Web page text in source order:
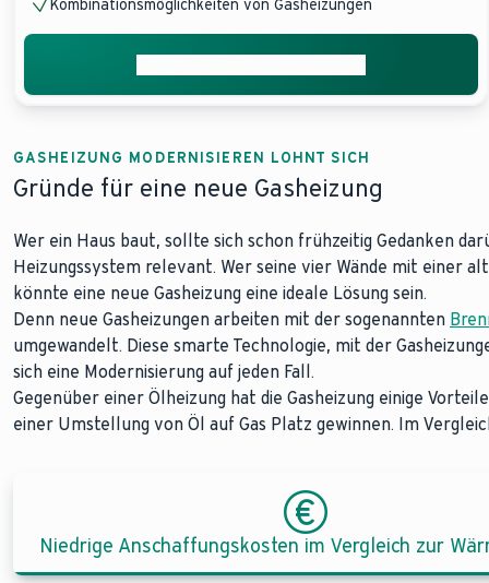
Kombinationsmöglichkeiten von Gasheizungen
GASHEIZUNG MODERNISIEREN LOHNT SICH
Gründe für eine neue Gasheizung
Wer ein Haus baut, sollte sich schon frühzeitig Gedanken
Heizungssystem relevant. Wer seine vier Wände mit einer
könnte eine neue Gasheizung eine ideale Lösung sein.
Denn neue Gasheizungen arbeiten mit der sogenannten
umgewandelt. Diese smarte Technologie, mit der
sich eine Modernisierung auf jeden Fall.
Gegenüber einer Ölheizung hat die Gasheizung einige
einer Umstellung von Öl auf Gas Platz gewinnen. Im
Niedrige Anschaffungskosten im Vergleich zur